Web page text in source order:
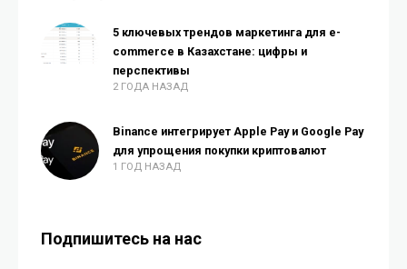
5 ключевых трендов маркетинга для e-
commerce в Казахстане: цифры и
перспективы
2 ГОДА НАЗАД
Binance интегрирует Apple Pay и Google Pay
для упрощения покупки криптовалют
1 ГОД НАЗАД
Подпишитесь на нас